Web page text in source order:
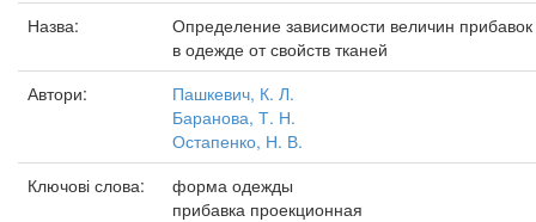
Назва:
Определение зависимости величин прибавок
в одежде от свойств тканей
Автори:
Пашкевич, К. Л.
Баранова, Т. Н.
Остапенко, Н. В.
Ключові слова:
форма одежды
прибавка проекционная